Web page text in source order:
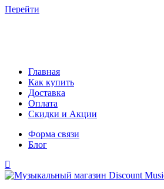
Перейти
Главная
Как купить
Доставка
Оплата
Скидки и Акции
Форма связи
Блог